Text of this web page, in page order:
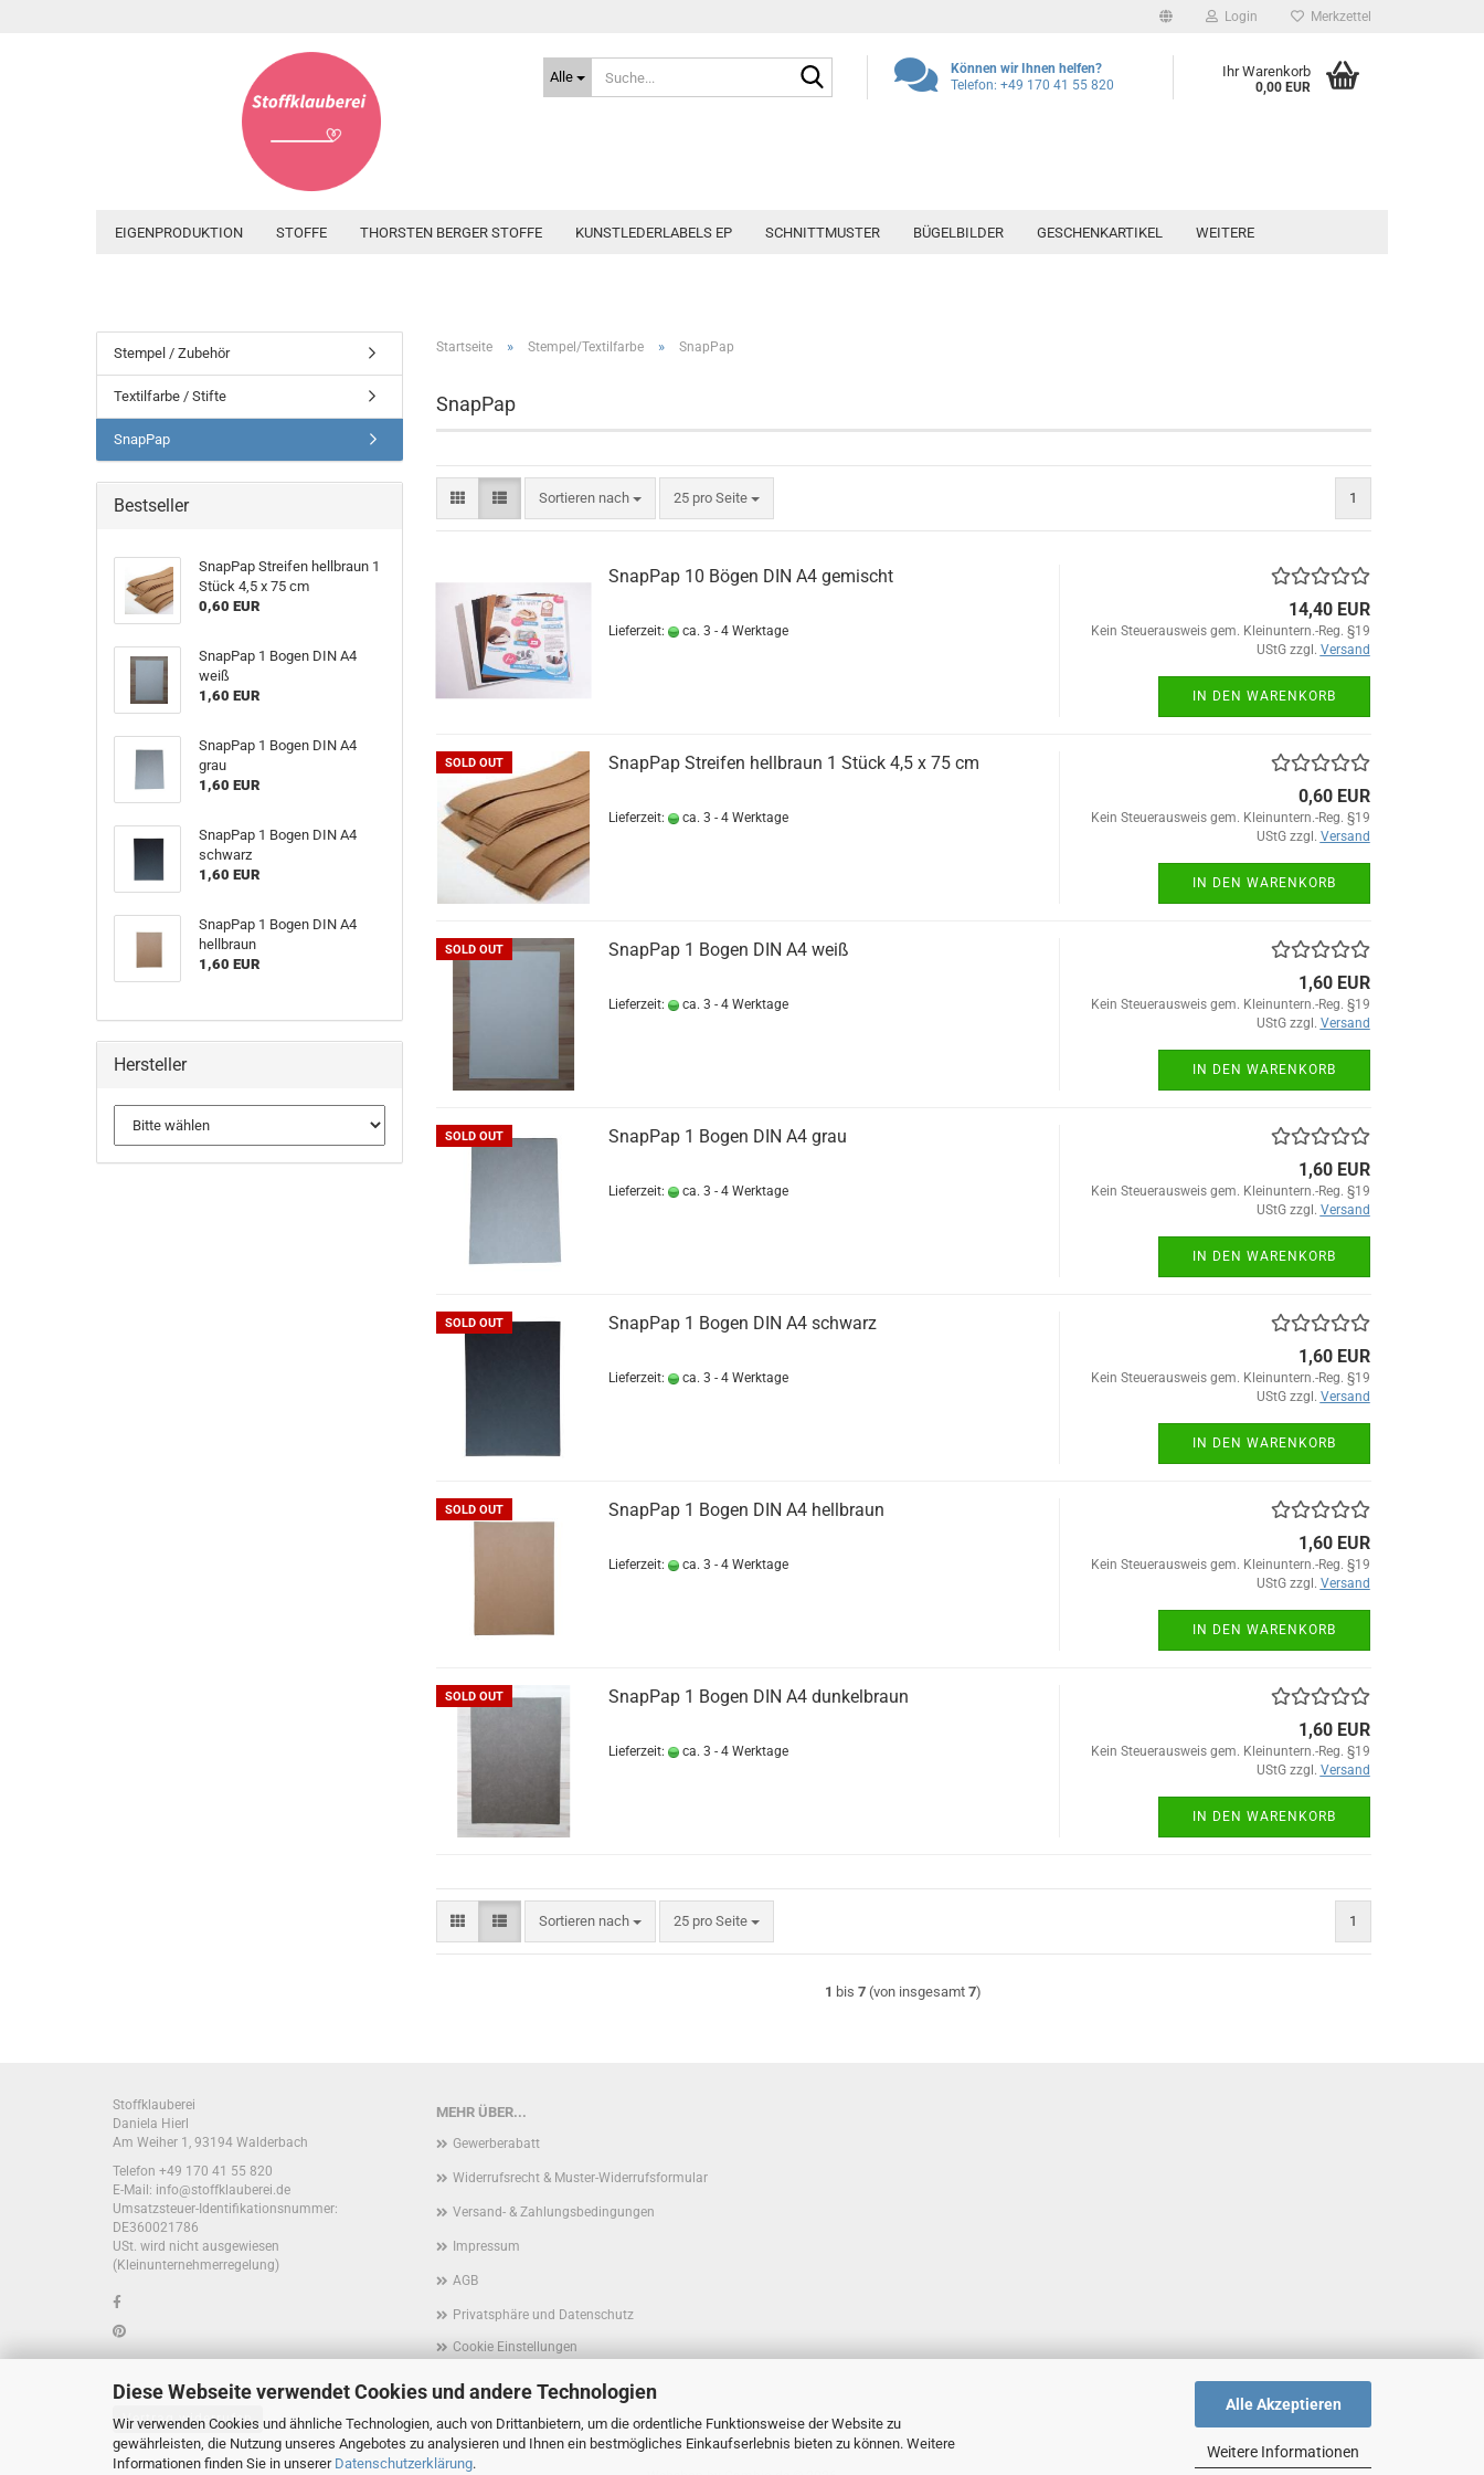
Diese Webseite verwendet Cookies und andere Technologien
Wir verwenden Cookies und ähnliche Technologien, auch von Drittanbietern, um die ordentliche Funktionsweise der Website zu
gewährleisten, die Nutzung unseres Angebotes zu analysieren und Ihnen ein bestmögliches Einkaufserlebnis bieten zu können. Weitere
Informationen finden Sie in unserer Datenschutzerklärung.
Alle Akzeptieren
Weitere Informationen
Login Merkzettel
Alle
Können wir Ihnen helfen?
Telefon: +49 170 41 55 820
Ihr Warenkorb
0,00 EUR
EIGENPRODUKTION STOFFE THORSTEN BERGER STOFFE KUNSTLEDERLABELS EP SCHNITTMUSTER BÜGELBILDER GESCHENKARTIKEL WEITERE
Startseite » Stempel/Textilfarbe » SnapPap
SnapPap
Sortieren nach
Sortieren nach 25 pro Seite
pro Seite 1
SnapPap 10 Bögen DIN A4 gemischt
Lieferzeit: ca. 3 - 4 Werktage
14,40 EUR
Kein Steuerausweis gem. Kleinuntern.-Reg. §19
UStG zzgl. Versand
IN DEN WARENKORB
SOLD OUT SnapPap Streifen hellbraun 1 Stück 4,5 x 75 cm
Lieferzeit: ca. 3 - 4 Werktage
0,60 EUR
Kein Steuerausweis gem. Kleinuntern.-Reg. §19
UStG zzgl. Versand
IN DEN WARENKORB
SOLD OUT SnapPap 1 Bogen DIN A4 weiß
Lieferzeit: ca. 3 - 4 Werktage
1,60 EUR
Kein Steuerausweis gem. Kleinuntern.-Reg. §19
UStG zzgl. Versand
IN DEN WARENKORB
SOLD OUT SnapPap 1 Bogen DIN A4 grau
Lieferzeit: ca. 3 - 4 Werktage
1,60 EUR
Kein Steuerausweis gem. Kleinuntern.-Reg. §19
UStG zzgl. Versand
IN DEN WARENKORB
SOLD OUT SnapPap 1 Bogen DIN A4 schwarz
Lieferzeit: ca. 3 - 4 Werktage
1,60 EUR
Kein Steuerausweis gem. Kleinuntern.-Reg. §19
UStG zzgl. Versand
IN DEN WARENKORB
SOLD OUT SnapPap 1 Bogen DIN A4 hellbraun
Lieferzeit: ca. 3 - 4 Werktage
1,60 EUR
Kein Steuerausweis gem. Kleinuntern.-Reg. §19
UStG zzgl. Versand
IN DEN WARENKORB
SOLD OUT SnapPap 1 Bogen DIN A4 dunkelbraun
Lieferzeit: ca. 3 - 4 Werktage
1,60 EUR
Kein Steuerausweis gem. Kleinuntern.-Reg. §19
UStG zzgl. Versand
IN DEN WARENKORB
Sortieren nach
Sortieren nach 25 pro Seite
pro Seite 1
1 bis7 (von insgesamt7)
Stempel / Zubehör
Textilfarbe / Stifte
SnapPap
Bestseller
SnapPap Streifen hellbraun 1
Stück 4,5 x 75 cm
0,60 EUR
SnapPap 1 Bogen DIN A4
weiß
1,60 EUR
SnapPap 1 Bogen DIN A4
grau
1,60 EUR
SnapPap 1 Bogen DIN A4
schwarz
1,60 EUR
SnapPap 1 Bogen DIN A4
hellbraun
1,60 EUR
Hersteller
MEHR ÜBER...
Gewerberabatt
Widerrufsrecht & Muster-Widerrufsformular
Versand- & Zahlungsbedingungen
Impressum
AGB
Privatsphäre und Datenschutz
Cookie Einstellungen
Stoffklauberei
Daniela Hierl
Am Weiher 1, 93194 Walderbach
Telefon +49 170 41 55 820
E-Mail: info@stoffklauberei.de
Umsatzsteuer-Identifikationsnummer:
DE360021786
USt. wird nicht ausgewiesen
(Kleinunternehmerregelung)
Vertrag widerrufen